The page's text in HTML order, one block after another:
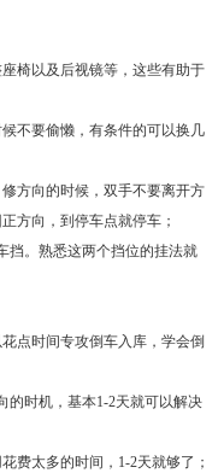
椅以及后视镜等，这些有助于
不要偷懒，有条件的可以换几
方向的时候，双手不要离开方
方向，到停车点就停车；
挡。熟悉这两个挡位的挂法就
点时间专攻倒车入库，学会倒
时机，基本1-2天就可以解决
费太多的时间，1-2天就够了；